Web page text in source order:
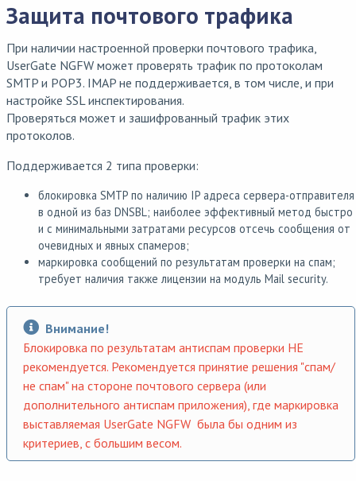
Защита почтового трафика
При наличии настроенной проверки почтового трафика,
UserGate NGFW может проверять трафик по протоколам
SMTP и POP3. IMAP не поддерживается, в том числе, и при
настройке SSL инспектирования.
Проверяться может и зашифрованный трафик этих
протоколов.
Поддерживается 2 типа проверки:
блокировка SMTP по наличию IP адреса сервера-отправителя
в одной из баз DNSBL; наиболее эффективный метод быстро
и с минимальными затратами ресурсов отсечь сообщения от
очевидных и явных спамеров;
маркировка сообщений по результатам проверки на спам;
требует наличия также лицензии на модуль Mail security.
Внимание!
Блокировка по результатам антиспам проверки НЕ
рекомендуется. Рекомендуется принятие решения "спам/
не спам" на стороне почтового сервера (или
дополнительного антиспам приложения), где маркировка
выставляемая UserGate NGFW была бы одним из
критериев, с большим весом.